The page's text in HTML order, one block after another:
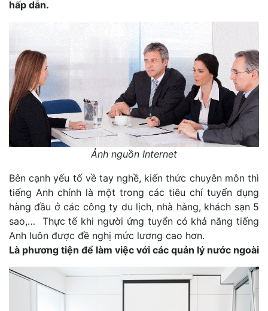
hấp dẫn.
Ảnh nguồn Internet
Bên cạnh yếu tố về tay nghề, kiến thức chuyên môn thì
tiếng Anh chính là một trong các tiêu chí tuyển dụng
hàng đầu ở các công ty du lịch, nhà hàng, khách sạn 5
sao,… Thực tế khi người ứng tuyển có khả năng tiếng
Anh luôn được đề nghị mức lương cao hơn.
Là phương tiện để làm việc với các quản lý nước ngoài